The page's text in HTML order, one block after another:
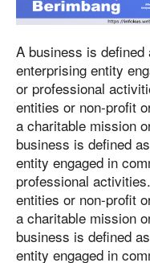
A business is
enterprising entity
or professional
entities or non-profit
a charitable mission
business is defined
entity engaged in
professional
entities or non-profit
a charitable mission
business is defined
entity engaged in